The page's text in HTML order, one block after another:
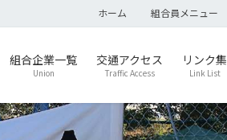
ホーム 組合員メニュー
組合企業一覧
Union
交通アクセス
Traffic Access
リンク集
Link List